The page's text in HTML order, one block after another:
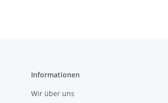
Informationen
Wir über uns